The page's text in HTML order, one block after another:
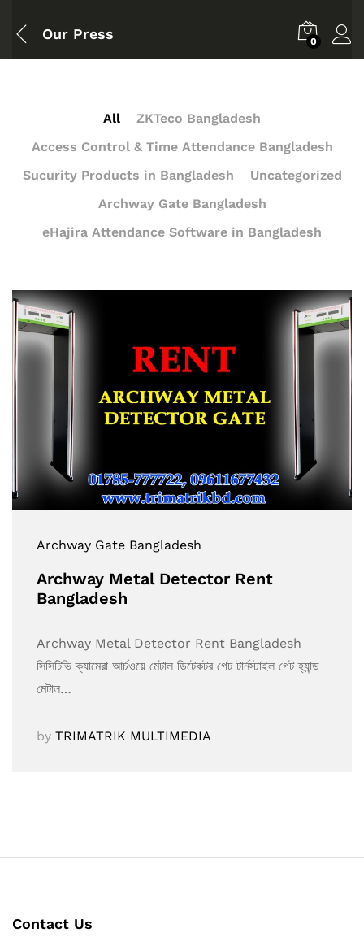
Our Press 0
All
ZKTeco Bangladesh
Access Control & Time Attendance Bangladesh
Sucurity Products in Bangladesh
Uncategorized
Archway Gate Bangladesh
eHajira Attendance Software in Bangladesh
Archway Gate Bangladesh
Archway Metal Detector Rent
Bangladesh
Archway Metal Detector Rent Bangladesh
সিসিটিভি ক্যামেরা আর্চওয়ে মেটাল ডিটেকটর গেট টার্নস্টাইল গেট হ্যান্ড
মেটাল…
by TRIMATRIK MULTIMEDIA
Contact Us